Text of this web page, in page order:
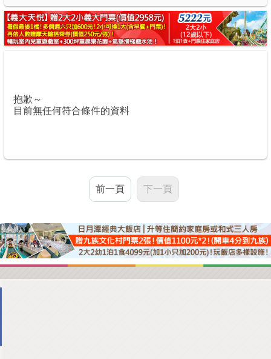
抱歉～
目前無任何符合條件的資料
前一頁 下一頁